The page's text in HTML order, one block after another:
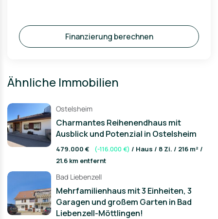
Finanzierung berechnen
Ähnliche Immobilien
Ostelsheim
Charmantes Reihenendhaus mit
Ausblick und Potenzial in Ostelsheim
479.000 € (-116.000 €) / Haus / 8 Zi. / 216 m² /
21.6 km entfernt
Bad Liebenzell
Mehrfamilienhaus mit 3 Einheiten, 3
Garagen und großem Garten in Bad
Liebenzell-Möttlingen!